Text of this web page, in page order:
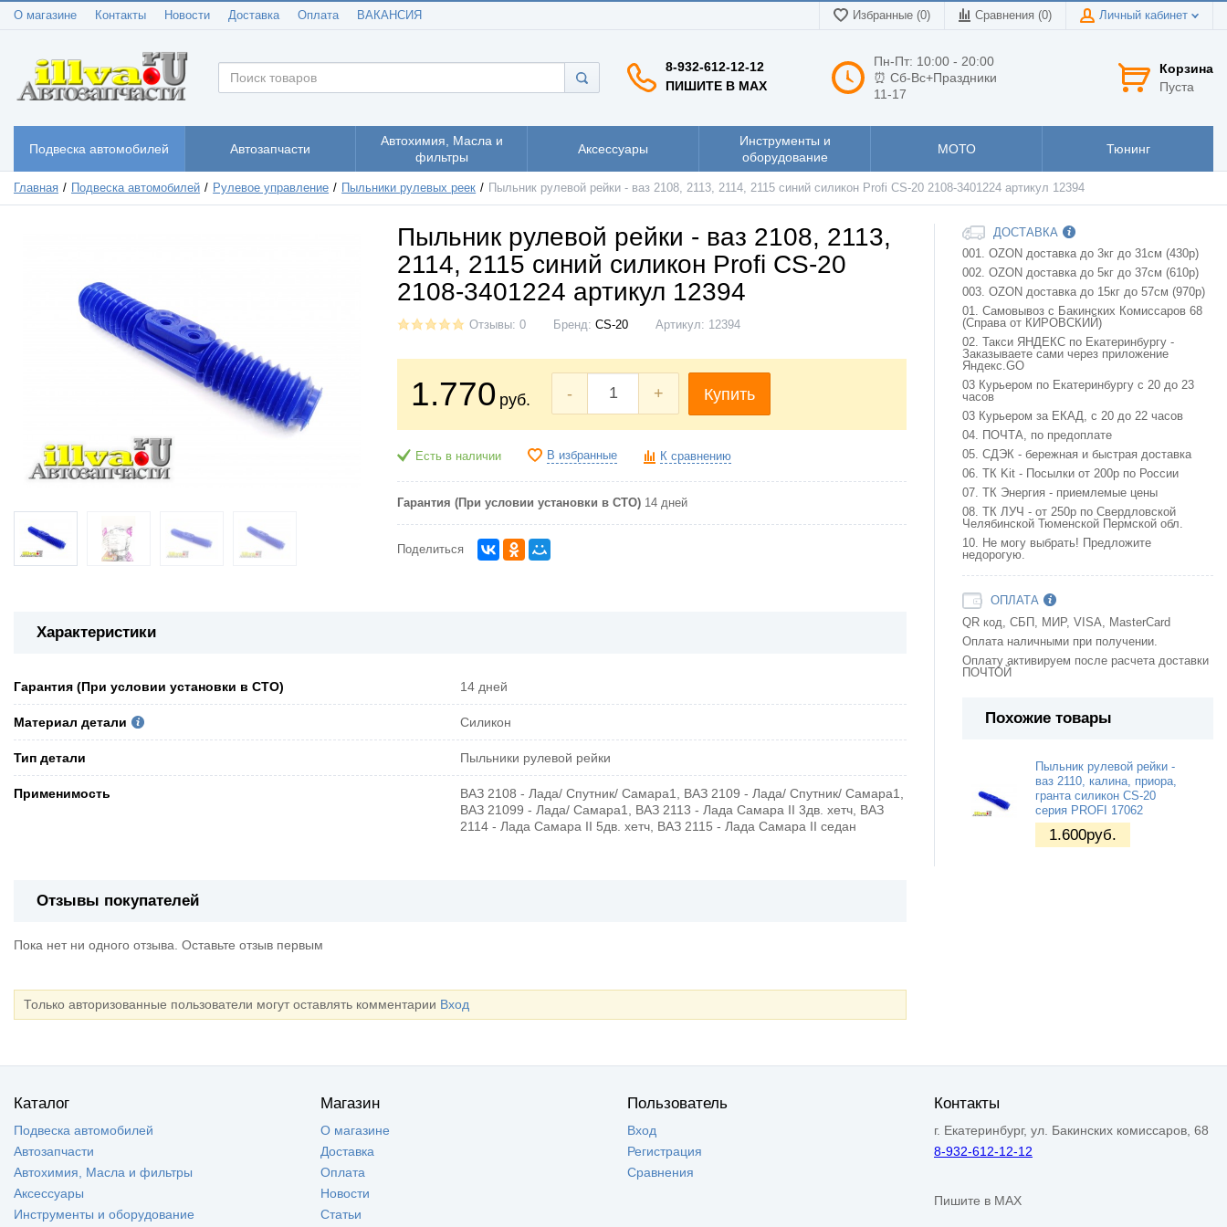
О магазине Контакты Новости Доставка Оплата ВАКАНСИЯ Избранные (0) Сравнения (0) Личный кабинет
8-932-612-12-12
ПИШИТЕ В MAX
Пн-Пт: 10:00 - 20:00
⏰ Сб-Вс+Праздники
11-17
Корзина
Пуста
Подвеска автомобилей Автозапчасти
Автохимия, Масла и
фильтры
Аксессуары
Инструменты и
оборудование
МОТО Тюнинг
Главная Подвеска автомобилей Рулевое управление Пыльники рулевых реек Пыльник рулевой рейки - ваз 2108, 2113, 2114, 2115 синий силикон Profi CS-20 2108-3401224 артикул 12394
Пыльник рулевой рейки - ваз 2108, 2113,
2114, 2115 синий силикон Profi CS-20
2108-3401224 артикул 12394
Отзывы: 0 Бренд: CS-20 Артикул: 12394
1.770 руб. - + Купить
Есть в наличии В избранные К сравнению
Гарантия (При условии установки в СТО) 14 дней
Поделиться
Характеристики
Гарантия (При условии установки в СТО) 14 дней
Материал детали Силикон
Тип детали Пыльники рулевой рейки
Применимость
ВАЗ 2108 - Лада/ Спутник/ Самара1, ВАЗ 2109 - Лада/ Спутник/ Самара1,
ВАЗ 21099 - Лада/ Самара1, ВАЗ 2113 - Лада Самара II 3дв. хетч, ВАЗ
2114 - Лада Самара II 5дв. хетч, ВАЗ 2115 - Лада Самара II седан
Отзывы покупателей
Пока нет ни одного отзыва. Оставьте отзыв первым
Только авторизованные пользователи могут оставлять комментарии Вход
ДОСТАВКА
001. OZON доставка до 3кг до 31см (430р)
002. OZON доставка до 5кг до 37см (610р)
003. OZON доставка до 15кг до 57см (970р)
01. Самовывоз с Бакинских Комиссаров 68
(Справа от КИРОВСКИЙ)
02. Такси ЯНДЕКС по Екатеринбургу -
Заказываете сами через приложение
Яндекс.GO
03 Курьером по Екатеринбургу с 20 до 23
часов
03 Курьером за ЕКАД, с 20 до 22 часов
04. ПОЧТА, по предоплате
05. СДЭК - бережная и быстрая доставка
06. ТК Kit - Посылки от 200р по России
07. ТК Энергия - приемлемые цены
08. ТК ЛУЧ - от 250р по Свердловской
Челябинской Тюменской Пермской обл.
10. Не могу выбрать! Предложите
недорогую.
ОПЛАТА
QR код, СБП, МИР, VISA, MasterCard
Оплата наличными при получении.
Оплату активируем после расчета доставки
ПОЧТОЙ
Похожие товары
Пыльник рулевой рейки -
ваз 2110, калина, приора,
гранта силикон CS-20
серия PROFI 17062
1.600руб.
Каталог
Подвеска автомобилей
Автозапчасти
Автохимия, Масла и фильтры
Аксессуары
Инструменты и оборудование
Магазин
О магазине
Доставка
Оплата
Новости
Статьи
Пользователь
Вход
Регистрация
Сравнения
Контакты
г. Екатеринбург, ул. Бакинских комиссаров, 68
8-932-612-12-12
Пишите в MAX